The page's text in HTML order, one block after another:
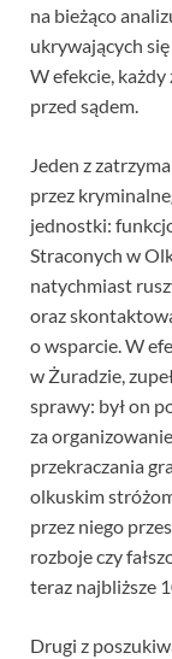
na bieżąco
ukrywających
W efekcie,
przed sądem.
Jeden z
przez
jednostki:
Straconych w
natychmiast
oraz
o wsparcie. W
w Żuradzie,
sprawy: był on
za
przekraczania
olkuskim
przez niego
rozboje czy
teraz najbliższe
Drugi z